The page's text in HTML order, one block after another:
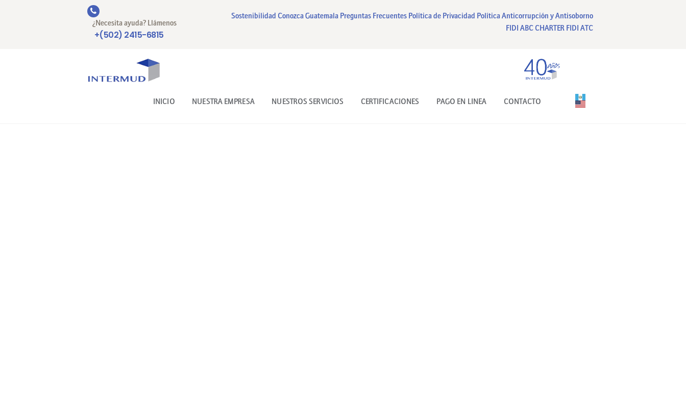
¿Necesita ayuda? Llámenos
+(502) 2415-6815
Sostenibilidad Conozca Guatemala Preguntas Frecuentes Política de Privacidad Política Anticorrupción y Antisoborno
FIDI ABC CHARTER FIDI ATC
INICIO NUESTRA EMPRESA NUESTROS SERVICIOS CERTIFICACIONES PAGO EN LINEA CONTACTO
INICIO